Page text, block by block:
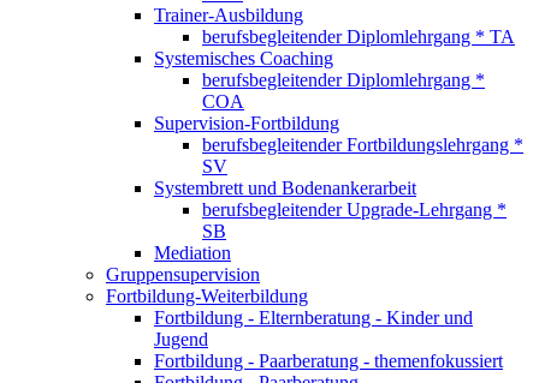
Trainer-Ausbildung
berufsbegleitender Diplomlehrgang * TA
Systemisches Coaching
berufsbegleitender Diplomlehrgang *
COA
Supervision-Fortbildung
berufsbegleitender Fortbildungslehrgang *
SV
Systembrett und Bodenankerarbeit
berufsbegleitender Upgrade-Lehrgang *
SB
Mediation
Gruppensupervision
Fortbildung-Weiterbildung
Fortbildung - Elternberatung - Kinder und
Jugend
Fortbildung - Paarberatung - themenfokussiert